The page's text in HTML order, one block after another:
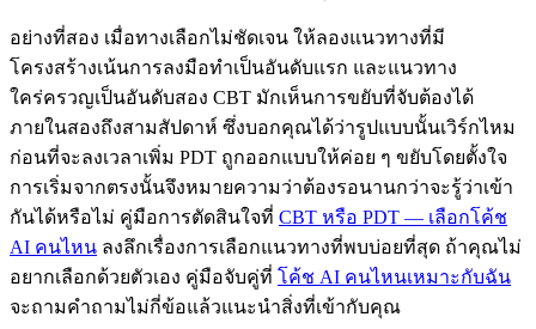
อย่างที่สอง เมื่อทางเลือกไม่ชัดเจน ให้ลองแนวทางที่มี
โครงสร้างเน้นการลงมือทำเป็นอันดับแรก และแนวทาง
ใคร่ครวญเป็นอันดับสอง CBT มักเห็นการขยับที่จับต้องได้
ภายในสองถึงสามสัปดาห์ ซึ่งบอกคุณได้ว่ารูปแบบนั้นเวิร์กไหม
ก่อนที่จะลงเวลาเพิ่ม PDT ถูกออกแบบให้ค่อย ๆ ขยับโดยตั้งใจ
การเริ่มจากตรงนั้นจึงหมายความว่าต้องรอนานกว่าจะรู้ว่าเข้า
กันได้หรือไม่ คู่มือการตัดสินใจที่ CBT หรือ PDT — เลือกโค้ช
AI คนไหน ลงลึกเรื่องการเลือกแนวทางที่พบบ่อยที่สุด ถ้าคุณไม่
อยากเลือกด้วยตัวเอง คู่มือจับคู่ที่ โค้ช AI คนไหนเหมาะกับฉัน
จะถามคำถามไม่กี่ข้อแล้วแนะนำสิ่งที่เข้ากับคุณ